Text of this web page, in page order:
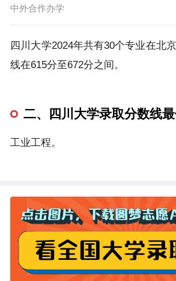
中外合作办学
四川大学2024年共有30个专业在北
线在615分至672分之间。
二、四川大学录取分数线
工业工程。